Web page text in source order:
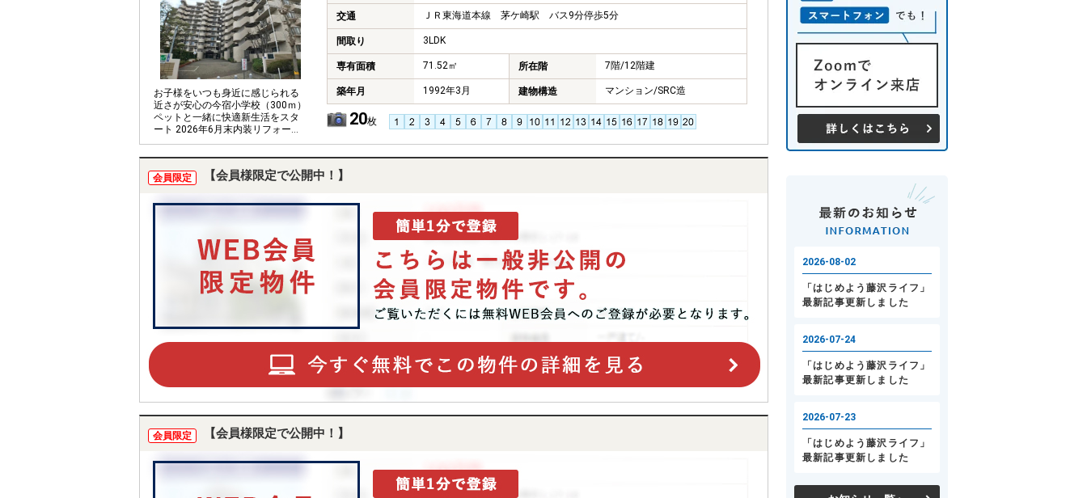
お子様をいつも身近に感じられる
近さが安心の今宿小学校（300ｍ）
ペットと一緒に快適新生活をスタ
ート 2026年6月末内装リフォーム
完了予定
交通 ＪＲ東海道本線 茅ケ崎駅 バス9分停歩5分
間取り 3LDK
専有面積 71.52㎡ 所在階 7階/12階建
築年月 1992年3月 建物構造 マンション/SRC造
20枚
会員限定 【会員様限定で公開中！】
会員限定 【会員様限定で公開中！】